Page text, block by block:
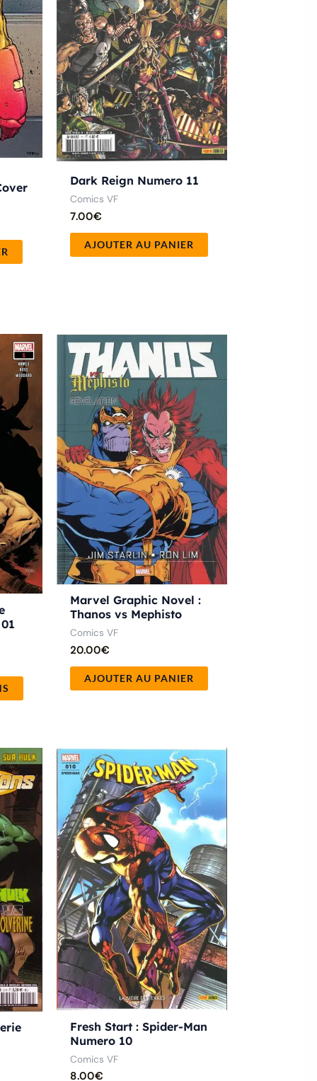
Dark Reign Numero 11
Comics VF
7.00€
AJOUTER AU PANIER
Ce
produit
a
plusieurs
variations.
Les
options
être
choisies
sur
la
page
Marvel Graphic Novel :
Thanos vs Mephisto
Comics VF
20.00€
AJOUTER AU PANIER
Fresh Start : Spider-Man
Numero 10
Comics VF
8.00€